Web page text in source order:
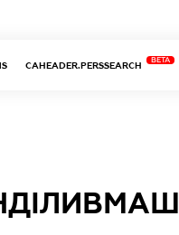
CAHEADER.PERSSEARCH
BETA